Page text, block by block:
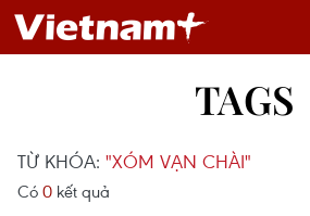
TAGS
TỪ KHÓA: "XÓM VẠN CHÀI"
Có 0 kết quả